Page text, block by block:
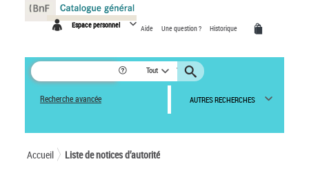
Espace personnel Aide Une question ? Historique
Tout
Recherche avancée AUTRES RECHERCHES
Accueil Liste de notices d’autorité
Panneau de gestion des cookies